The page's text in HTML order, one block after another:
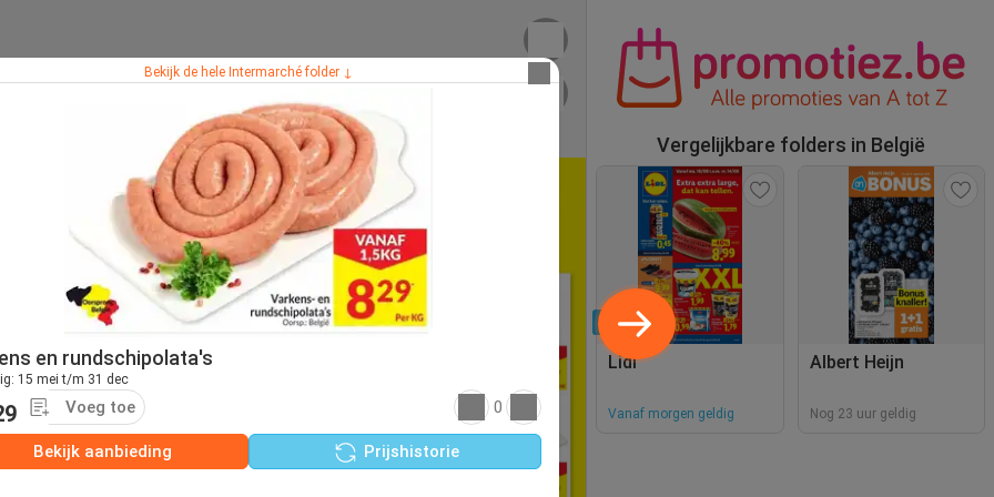
Vergelijkbare folders in België
Nieuw
Lidl
Vanaf morgen geldig
Albert Heijn
Nog 23 uur geldig
Bekijk de hele Intermarché folder ↓
en rundschipolata's
15 mei t/m 31 dec
Voeg toe 0
Bekijk aanbieding Prijshistorie